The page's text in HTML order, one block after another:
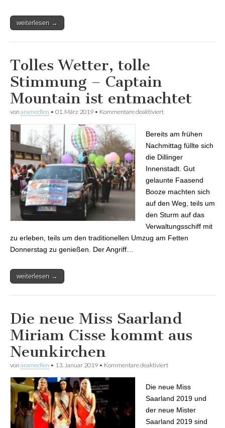
weiterlesen →
Tolles Wetter, tolle
Stimmung – Captain
Mountain ist entmachtet
von aramedien • 01. März 2019 • Kommentare deaktiviert
entmachtet
Bereits am frühen
Nachmittag füllte sich
die Dillinger
Innenstadt. Gut
gelaunte Faasend
Booze machten sich
auf den Weg, teils um
den Sturm auf das
Verwaltungsschiff mit
zu erleben, teils um den traditionellen Umzug am Fetten
Donnerstag zu genießen. Der Angriff…
weiterlesen →
Die neue Miss Saarland
Miriam Cisse kommt aus
Neunkirchen
von aramedien • 13. Januar 2019 • Kommentare deaktiviert
Neunkirchen
Die neue Miss
Saarland 2019 und
der neue Mister
Saarland 2019 sind